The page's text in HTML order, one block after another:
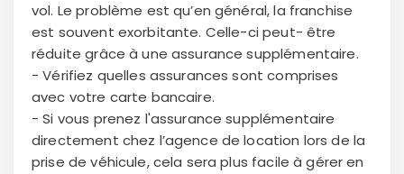
vol. Le problème est qu’en général, la franchise
est souvent exorbitante. Celle-ci peut- être
réduite grâce à une assurance supplémentaire.
- Vérifiez quelles assurances sont comprises
avec votre carte bancaire.
- Si vous prenez l'assurance supplémentaire
directement chez l’agence de location lors de la
prise de véhicule, cela sera plus facile à gérer en